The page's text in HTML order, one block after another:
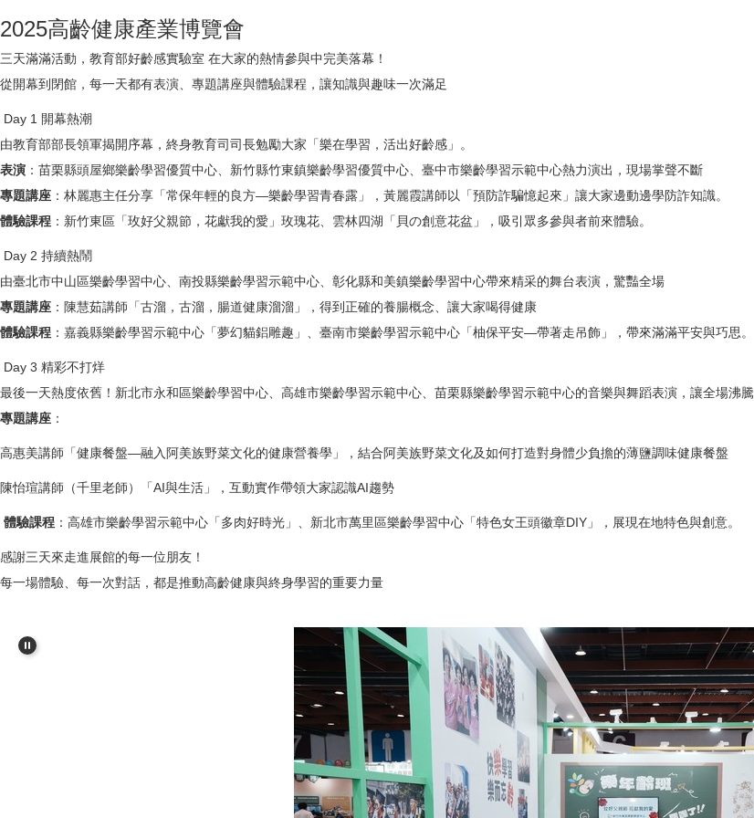
2025高齡健康產業博覽會
三天滿滿活動，教育部好齡感實驗室 在大家的熱情參與中完美落幕！
從開幕到閉館，每一天都有表演、專題講座與體驗課程，讓知識與趣味一次滿足
Day 1 開幕熱潮
由教育部部長領軍揭開序幕，終身教育司司長勉勵大家「樂在學習，活出好齡感」。
表演 ：苗栗縣頭屋鄉樂齡學習優質中心、新竹縣竹東鎮樂齡學習優質中心、臺中市樂齡學習示範中心熱力演出，現場掌聲不斷
專題講座 ：林麗惠主任分享「常保年輕的良方—樂齡學習青春露」，黃麗霞講師以「預防詐騙憶起來」讓大家邊動邊學防詐知識。
體驗課程 ：新竹東區「玫好父親節，花獻我的愛」玫瑰花、雲林四湖「貝の創意花盆」，吸引眾多參與者前來體驗。
Day 2 持續熱鬧
由臺北市中山區樂齡學習中心、南投縣樂齡學習示範中心、彰化縣和美鎮樂齡學習中心帶來精采的舞台表演，驚豔全場
專題講座 ：陳慧茹講師「古溜，古溜，腸道健康溜溜」，得到正確的養腸概念、讓大家喝得健康
體驗課程 ：嘉義縣樂齡學習示範中心「夢幻貓鋁雕趣」、臺南市樂齡學習示範中心「柚保平安—帶著走吊飾」，帶來滿滿平安與巧思。
Day 3 精彩不打烊
最後一天熱度依舊！新北市永和區樂齡學習中心、高雄市樂齡學習示範中心、苗栗縣樂齡學習示範中心的音樂與舞蹈表演，讓全場沸騰
專題講座 ：
高惠美講師「健康餐盤—融入阿美族野菜文化的健康營養學」，結合阿美族野菜文化及如何打造對身體少負擔的薄鹽調味健康餐盤
陳怡瑄講師（千里老師）「AI與生活」，互動實作帶領大家認識AI趨勢
體驗課程 ：高雄市樂齡學習示範中心「多肉好時光」、新北市萬里區樂齡學習中心「特色女王頭徽章DIY」，展現在地特色與創意。
感謝三天來走進展館的每一位朋友！
每一場體驗、每一次對話，都是推動高齡健康與終身學習的重要力量